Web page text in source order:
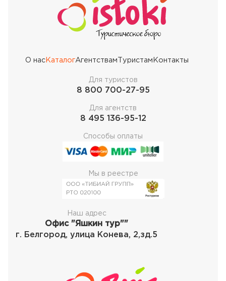
О насКаталогАгентствам Туристам Контакты
Для туристов
8 800 700-27-95
Для агентств
8 495 136-95-12
Способы оплаты
Мы в реестре
Наш адрес
Офис "Яшкин тур""
г. Белгород, улица Конева, 2,зд.5